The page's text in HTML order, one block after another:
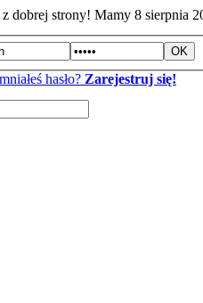
dobrej strony! Mamy 8 sierpnia
hasło? Zarejestruj się!